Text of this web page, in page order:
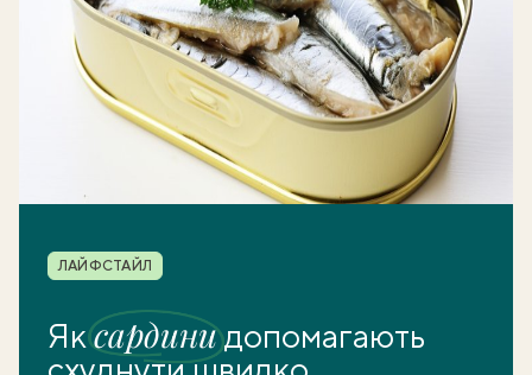
Рубрика
ЛАЙФСТАЙЛ
Яксардинидопомагають